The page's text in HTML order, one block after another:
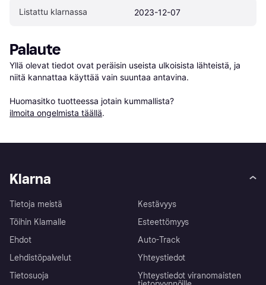
Listattu klarnassa 2023-12-07
Palaute
Yllä olevat tiedot ovat peräisin useista ulkoisista lähteistä, ja
niitä kannattaa käyttää vain suuntaa antavina.
Huomasitko tuotteessa jotain kummallista?
ilmoita ongelmista täällä.
Klarna
Tietoja meistä
Töihin Klarnalle
Ehdot
Lehdistöpalvelut
Tietosuoja
Kestävyys
Esteettömyys
Auto-Track
Yhteystiedot
Yhteystiedot viranomaisten